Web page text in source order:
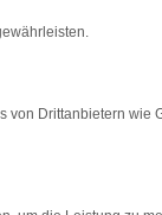
die
von Drittanbietern wie